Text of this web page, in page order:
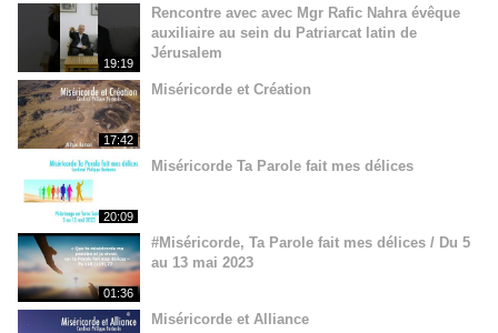
19:19
Rencontre avec avec Mgr Rafic Nahra évêque
auxiliaire au sein du Patriarcat latin de
Jérusalem
17:42
Miséricorde et Création
20:09
Miséricorde Ta Parole fait mes délices
01:36
#Miséricorde, Ta Parole fait mes délices / Du 5
au 13 mai 2023
Miséricorde et Alliance